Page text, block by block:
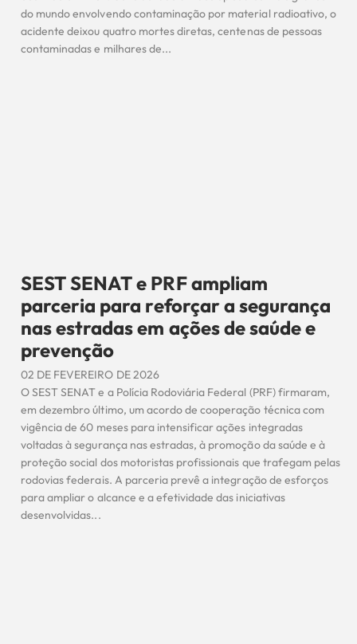
do mundo envolvendo contaminação por material radioativo, o
acidente deixou quatro mortes diretas, centenas de pessoas
contaminadas e milhares de...
SEST SENAT e PRF ampliam
parceria para reforçar a segurança
nas estradas em ações de saúde e
prevenção
02 DE FEVEREIRO DE 2026
O SEST SENAT e a Polícia Rodoviária Federal (PRF) firmaram,
em dezembro último, um acordo de cooperação técnica com
vigência de 60 meses para intensificar ações integradas
voltadas à segurança nas estradas, à promoção da saúde e à
proteção social dos motoristas profissionais que trafegam pelas
rodovias federais. A parceria prevê a integração de esforços
para ampliar o alcance e a efetividade das iniciativas
desenvolvidas...